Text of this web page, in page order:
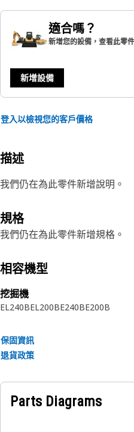
適合嗎？
新增您的設備，查看此零
新增設備
登入以檢視您的客戶價格
描述
我們仍在為此零件新增說明。
規格
我們仍在為此零件新增規格。
相容機型
挖掘機
EL240BEL200BE240BE200B
保固資訊
退貨政策
Parts Diagrams